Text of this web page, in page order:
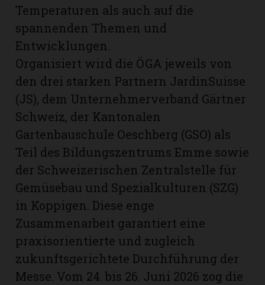
Temperaturen als auch auf die
spannenden Themen und
Entwicklungen.
Organisiert wird die ÖGA jeweils von
den drei starken Partnern JardinSuisse
(JS), dem Unternehmerverband Gärtner
Schweiz, der Kantonalen
Gartenbauschule Oeschberg (GSO) als
Teil des Bildungszentrums Emme sowie
der Schweizerischen Zentralstelle für
Gemüsebau und Spezialkulturen (SZG)
in Koppigen. Diese enge
Zusammenarbeit garantiert eine
praxisorientierte und zugleich
zukunftsgerichtete Durchführung der
Messe. Vom 24. bis 26. Juni 2026 zog die